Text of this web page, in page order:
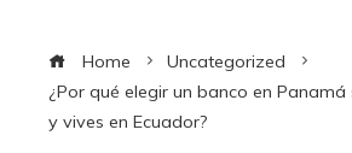
Home
Uncategorized
¿Por qué elegir un banco en
y vives en Ecuador?